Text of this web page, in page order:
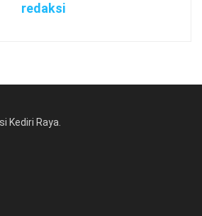
redaksi
Kediri Raya.